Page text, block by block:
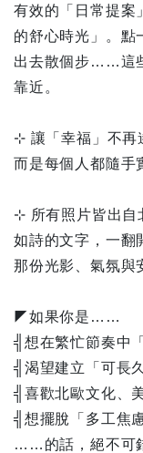
有效的「日常提案
的舒心時光」。點
出去散個步……這
靠近。
⊹ 讓「幸福」不再
而是每個人都隨手
⊹ 所有照片皆出自
如詩的文字，一翻
那份光影、氣氛與
◤如果你是……
╣想在繁忙節奏中
╣渴望建立「可長
╣喜歡北歐文化、
╣想擺脫「多工焦
……的話，絕不可